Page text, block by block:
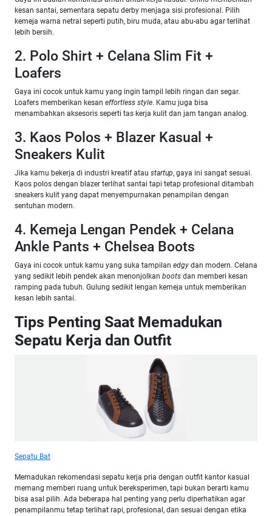
kesan santai, sementara sepatu derby menjaga sisi profesional. Pilih
kemeja warna netral seperti putih, biru muda, atau abu-abu agar terlihat
lebih bersih.
2. Polo Shirt + Celana Slim Fit +
Loafers
Gaya ini cocok untuk kamu yang ingin tampil lebih ringan dan segar.
Loafers memberikan kesan effortless style. Kamu juga bisa
menambahkan aksesoris seperti tas kerja kulit dan jam tangan analog.
3. Kaos Polos + Blazer Kasual +
Sneakers Kulit
Jika kamu bekerja di industri kreatif atau startup, gaya ini sangat sesuai.
Kaos polos dengan blazer terlihat santai tapi tetap profesional ditambah
sneakers kulit yang dapat menyempurnakan penampilan dengan
sentuhan modern.
4. Kemeja Lengan Pendek + Celana
Ankle Pants + Chelsea Boots
Gaya ini cocok untuk kamu yang suka tampilan edgy dan modern. Celana
yang sedikit lebih pendek akan menonjolkan boots dan memberi kesan
ramping pada tubuh. Gulung sedikit lengan kemeja untuk memberikan
kesan lebih santai.
Tips Penting Saat Memadukan
Sepatu Kerja dan Outfit
Sepatu Bat
Memadukan rekomendasi sepatu kerja pria dengan outfit kantor kasual
memang memberi ruang untuk bereksperimen, tapi bukan berarti kamu
bisa asal pilih. Ada beberapa hal penting yang perlu diperhatikan agar
penampilanmu tetap terlihat rapi, profesional, dan sesuai dengan etika